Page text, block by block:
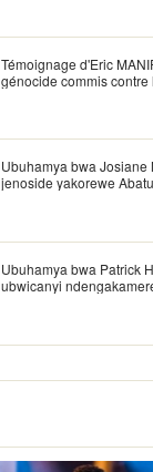
Témoignage d'Eric
génocide commis contre
Ubuhamya bwa
jenoside yakorewe
Ubuhamya bwa Patrick
ubwicanyi